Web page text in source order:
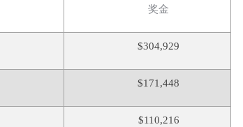
奖金
$304,929
$171,448
$110,216